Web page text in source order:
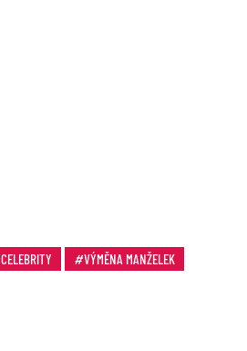
CELEBRITY
VÝMĚNA MANŽELEK